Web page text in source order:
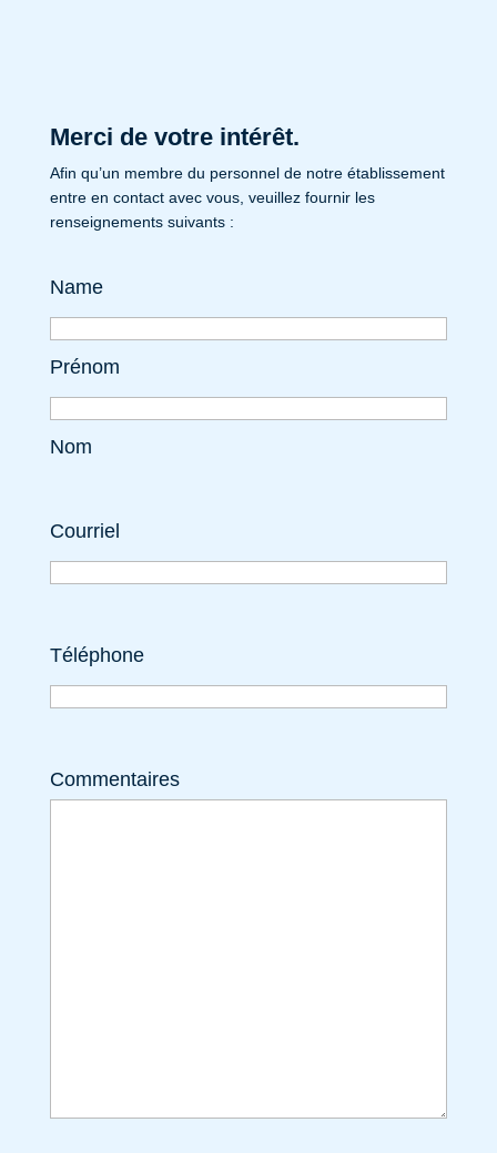
Merci de votre intérêt.
Afin qu’un membre du personnel de notre établissement
entre en contact avec vous, veuillez fournir les
renseignements suivants :
Name
Prénom
Nom
Courriel
Téléphone
Commentaires